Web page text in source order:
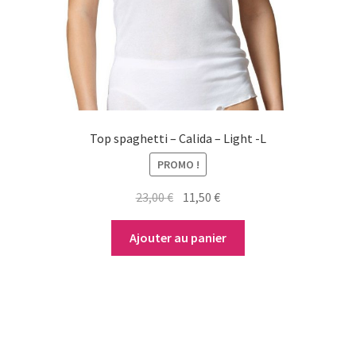
Top spaghetti – Calida – Light -L
PROMO !
23,00€ Le
initial
était :
11,50€Le
actuel
est :
Ajouter au panier